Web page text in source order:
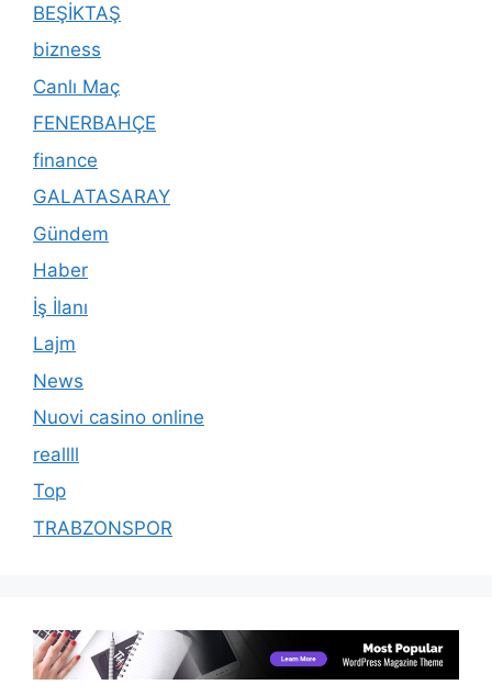
BEŞİKTAŞ
bizness
Canlı Maç
FENERBAHÇE
finance
GALATASARAY
Gündem
Haber
İş İlanı
Lajm
News
Nuovi casino online
reallll
Top
TRABZONSPOR